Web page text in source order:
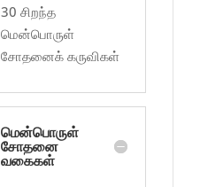
30 சிறந்த
மென்பொருள்
சோதனைக் கருவிகள்
மென்பொருள்
சோதனை
வகைகள்